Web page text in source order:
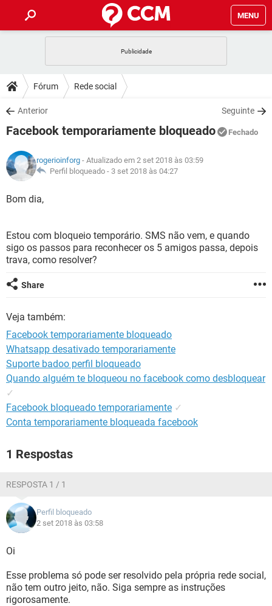
MENU
CELULAR
OUTLOOK
INSTAGRAM GMAIL
GUIA DE COMPRAS
DICAS
JOGOS
INSTAGRAM GMAIL
GUIA DE COMPRAS
DOWNLOADS
JOGOS WHATSAPP
CELULAR
OUTLOOK EXCEL
INSTAGRAM
JOGOS WHATSAPP
CELULAR
OUTLOOK
GUIA DE COMPRAS
GLOSSÁRIO
JOGOS
OUTLOOK EXCEL
INSTAGRAM
GUIA DE COMPRAS
Fórum Rede social
Anterior Seguinte
Facebook temporariamente bloqueado Fechado
rogerioinforg - Atualizado em 2 set 2018 às 03:59
Perfil bloqueado - 3 set 2018 às 04:27
Bom dia,
Estou com bloqueio temporário. SMS não vem, e quando
sigo os passos para reconhecer os 5 amigos passa, depois
trava, como resolver?
Share
Veja também:
Facebook temporariamente bloqueado
Whatsapp desativado temporariamente
Suporte badoo perfil bloqueado
Quando alguém te bloqueou no facebook como desbloquear
✓
Facebook bloqueado temporariamente ✓
Conta temporariamente bloqueada facebook
1 Respostas
RESPOSTA 1 / 1
Perfil bloqueado
2 set 2018 às 03:58
Oi
Esse problema só pode ser resolvido pela própria rede social,
não tem outro jeito, não. Siga sempre as instruções
rigorosamente.